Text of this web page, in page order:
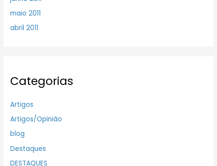
maio 2011
abril 2011
Categorias
Artigos
Artigos/Opinião
blog
Destaques
DESTAQUES